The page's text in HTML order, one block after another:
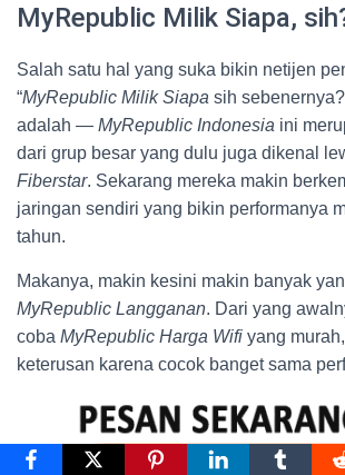
MyRepublic Milik Siapa,
Salah satu hal yang suka bikin netijen
“MyRepublic Milik Siapa sih
adalah — MyRepublic Indonesia ini
dari grup besar yang dulu juga dikenal
Fiberstar. Sekarang mereka makin
jaringan sendiri yang bikin performanya
tahun.
Makanya, makin kesini makin banyak
MyRepublic Langganan. Dari yang
coba MyRepublic Harga Wifi yang
keterusan karena cocok banget sama